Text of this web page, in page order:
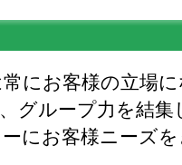
にお客様の立場
グループ力を結
にお客様ニーズ